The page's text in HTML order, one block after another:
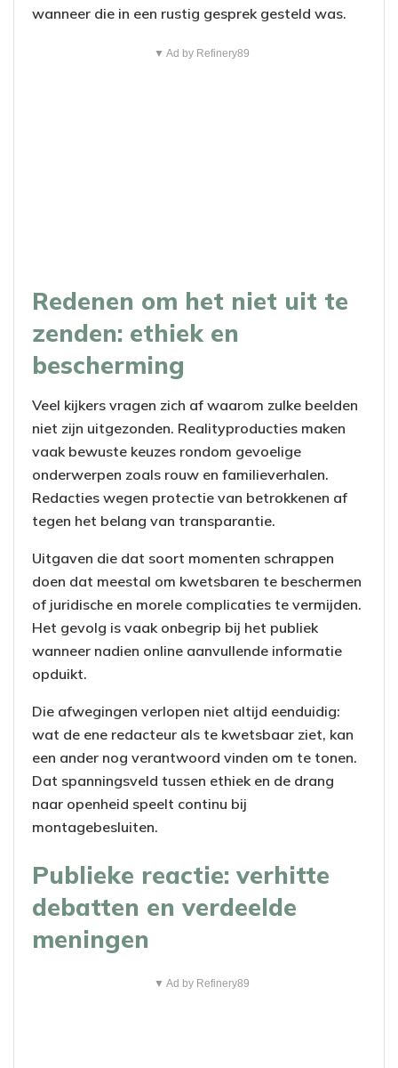
wanneer die in een rustig gesprek gesteld was.
▼ Ad by Refinery89
Redenen om het niet uit te
zenden: ethiek en
bescherming
Veel kijkers vragen zich af waarom zulke beelden
niet zijn uitgezonden. Realityproducties maken
vaak bewuste keuzes rondom gevoelige
onderwerpen zoals rouw en familieverhalen.
Redacties wegen protectie van betrokkenen af
tegen het belang van transparantie.
Uitgaven die dat soort momenten schrappen
doen dat meestal om kwetsbaren te beschermen
of juridische en morele complicaties te vermijden.
Het gevolg is vaak onbegrip bij het publiek
wanneer nadien online aanvullende informatie
opduikt.
Die afwegingen verlopen niet altijd eenduidig:
wat de ene redacteur als te kwetsbaar ziet, kan
een ander nog verantwoord vinden om te tonen.
Dat spanningsveld tussen ethiek en de drang
naar openheid speelt continu bij
montagebesluiten.
Publieke reactie: verhitte
debatten en verdeelde
meningen
▼ Ad by Refinery89